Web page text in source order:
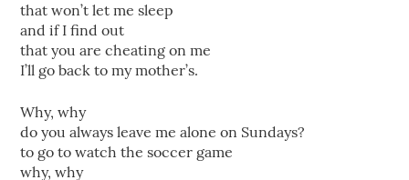
that won’t let me sleep
and if I find out
that you are cheating on me
I’ll go back to my mother’s.
Why, why
do you always leave me alone on Sundays?
to go to watch the soccer game
why, why